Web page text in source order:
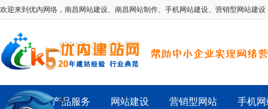
欢迎来到优内网络， 南昌网站建设、 南昌网站制作、 手机网站建设、 营销型网站建设
首 页 产品服务 网站建设 营销型网站 手机